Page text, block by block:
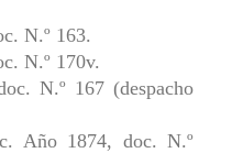
N.º 163.
N.º 170v.
N.º 167 (despacho
Año 1874, doc. N.º